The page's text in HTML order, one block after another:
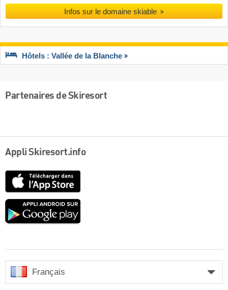
Infos sur le domaine skiable
Hôtels : Vallée de la Blanche
Partenaires de Skiresort
Appli Skiresort.info
Google
Français